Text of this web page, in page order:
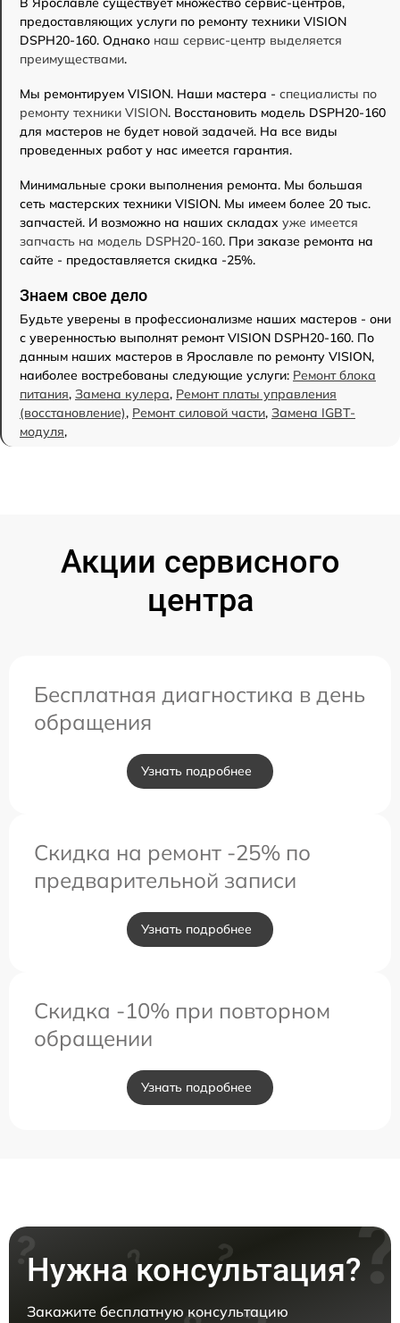
предоставляющих услуги по ремонту техники VISION
DSPH20-160. Однако наш сервис-центр выделяется
преимуществами.
Мы ремонтируем VISION. Наши мастера - специалисты по
ремонту техники VISION. Восстановить модель DSPH20-160
для мастеров не будет новой задачей. На все виды
проведенных работ у нас имеется гарантия.
Минимальные сроки выполнения ремонта. Мы большая
сеть мастерских техники VISION. Мы имеем более 20 тыс.
запчастей. И возможно на наших складах уже имеется
запчасть на модель DSPH20-160. При заказе ремонта на
сайте - предоставляется скидка -25%.
Знаем свое дело
Будьте уверены в профессионализме наших мастеров - они
с уверенностью выполнят ремонт VISION DSPH20-160. По
данным наших мастеров в Ярославле по ремонту VISION,
наиболее востребованы следующие услуги: Ремонт блока
питания, Замена кулера, Ремонт платы управления
(восстановление), Ремонт силовой части, Замена IGBT-
модуля,
Акции сервисного
центра
Бесплатная диагностика в день
обращения
Узнать подробнее
Скидка на ремонт -25% по
предварительной записи
Узнать подробнее
Скидка -10% при повторном
обращении
Узнать подробнее
Нужна консультация?
Закажите бесплатную консультацию